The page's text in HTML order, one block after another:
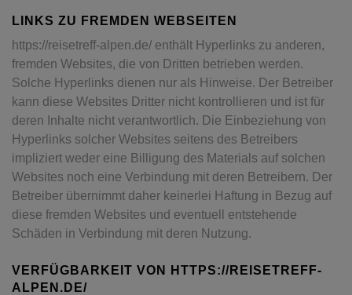
LINKS ZU FREMDEN WEBSEITEN
https://reisetreff-alpen.de/ enthält Hyperlinks zu anderen,
fremden Websites, die von Dritten betrieben werden.
Solche Hyperlinks dienen nur als Hinweise. Der Betreiber
kann diese Websites Dritter nicht kontrollieren und ist für
deren Inhalte nicht verantwortlich. Die Einbeziehung von
Hyperlinks solcher Websites seitens des Betreibers
impliziert weder eine Billigung des Materials auf solchen
Websites noch eine Verbindung mit deren Betreibern. Der
Betreiber übernimmt daher keinerlei Haftung in Bezug auf
diese fremden Websites und eventuell entstehende
Schäden in Verbindung mit deren Nutzung.
VERFÜGBARKEIT VON HTTPS://REISETREFF-
ALPEN.DE/